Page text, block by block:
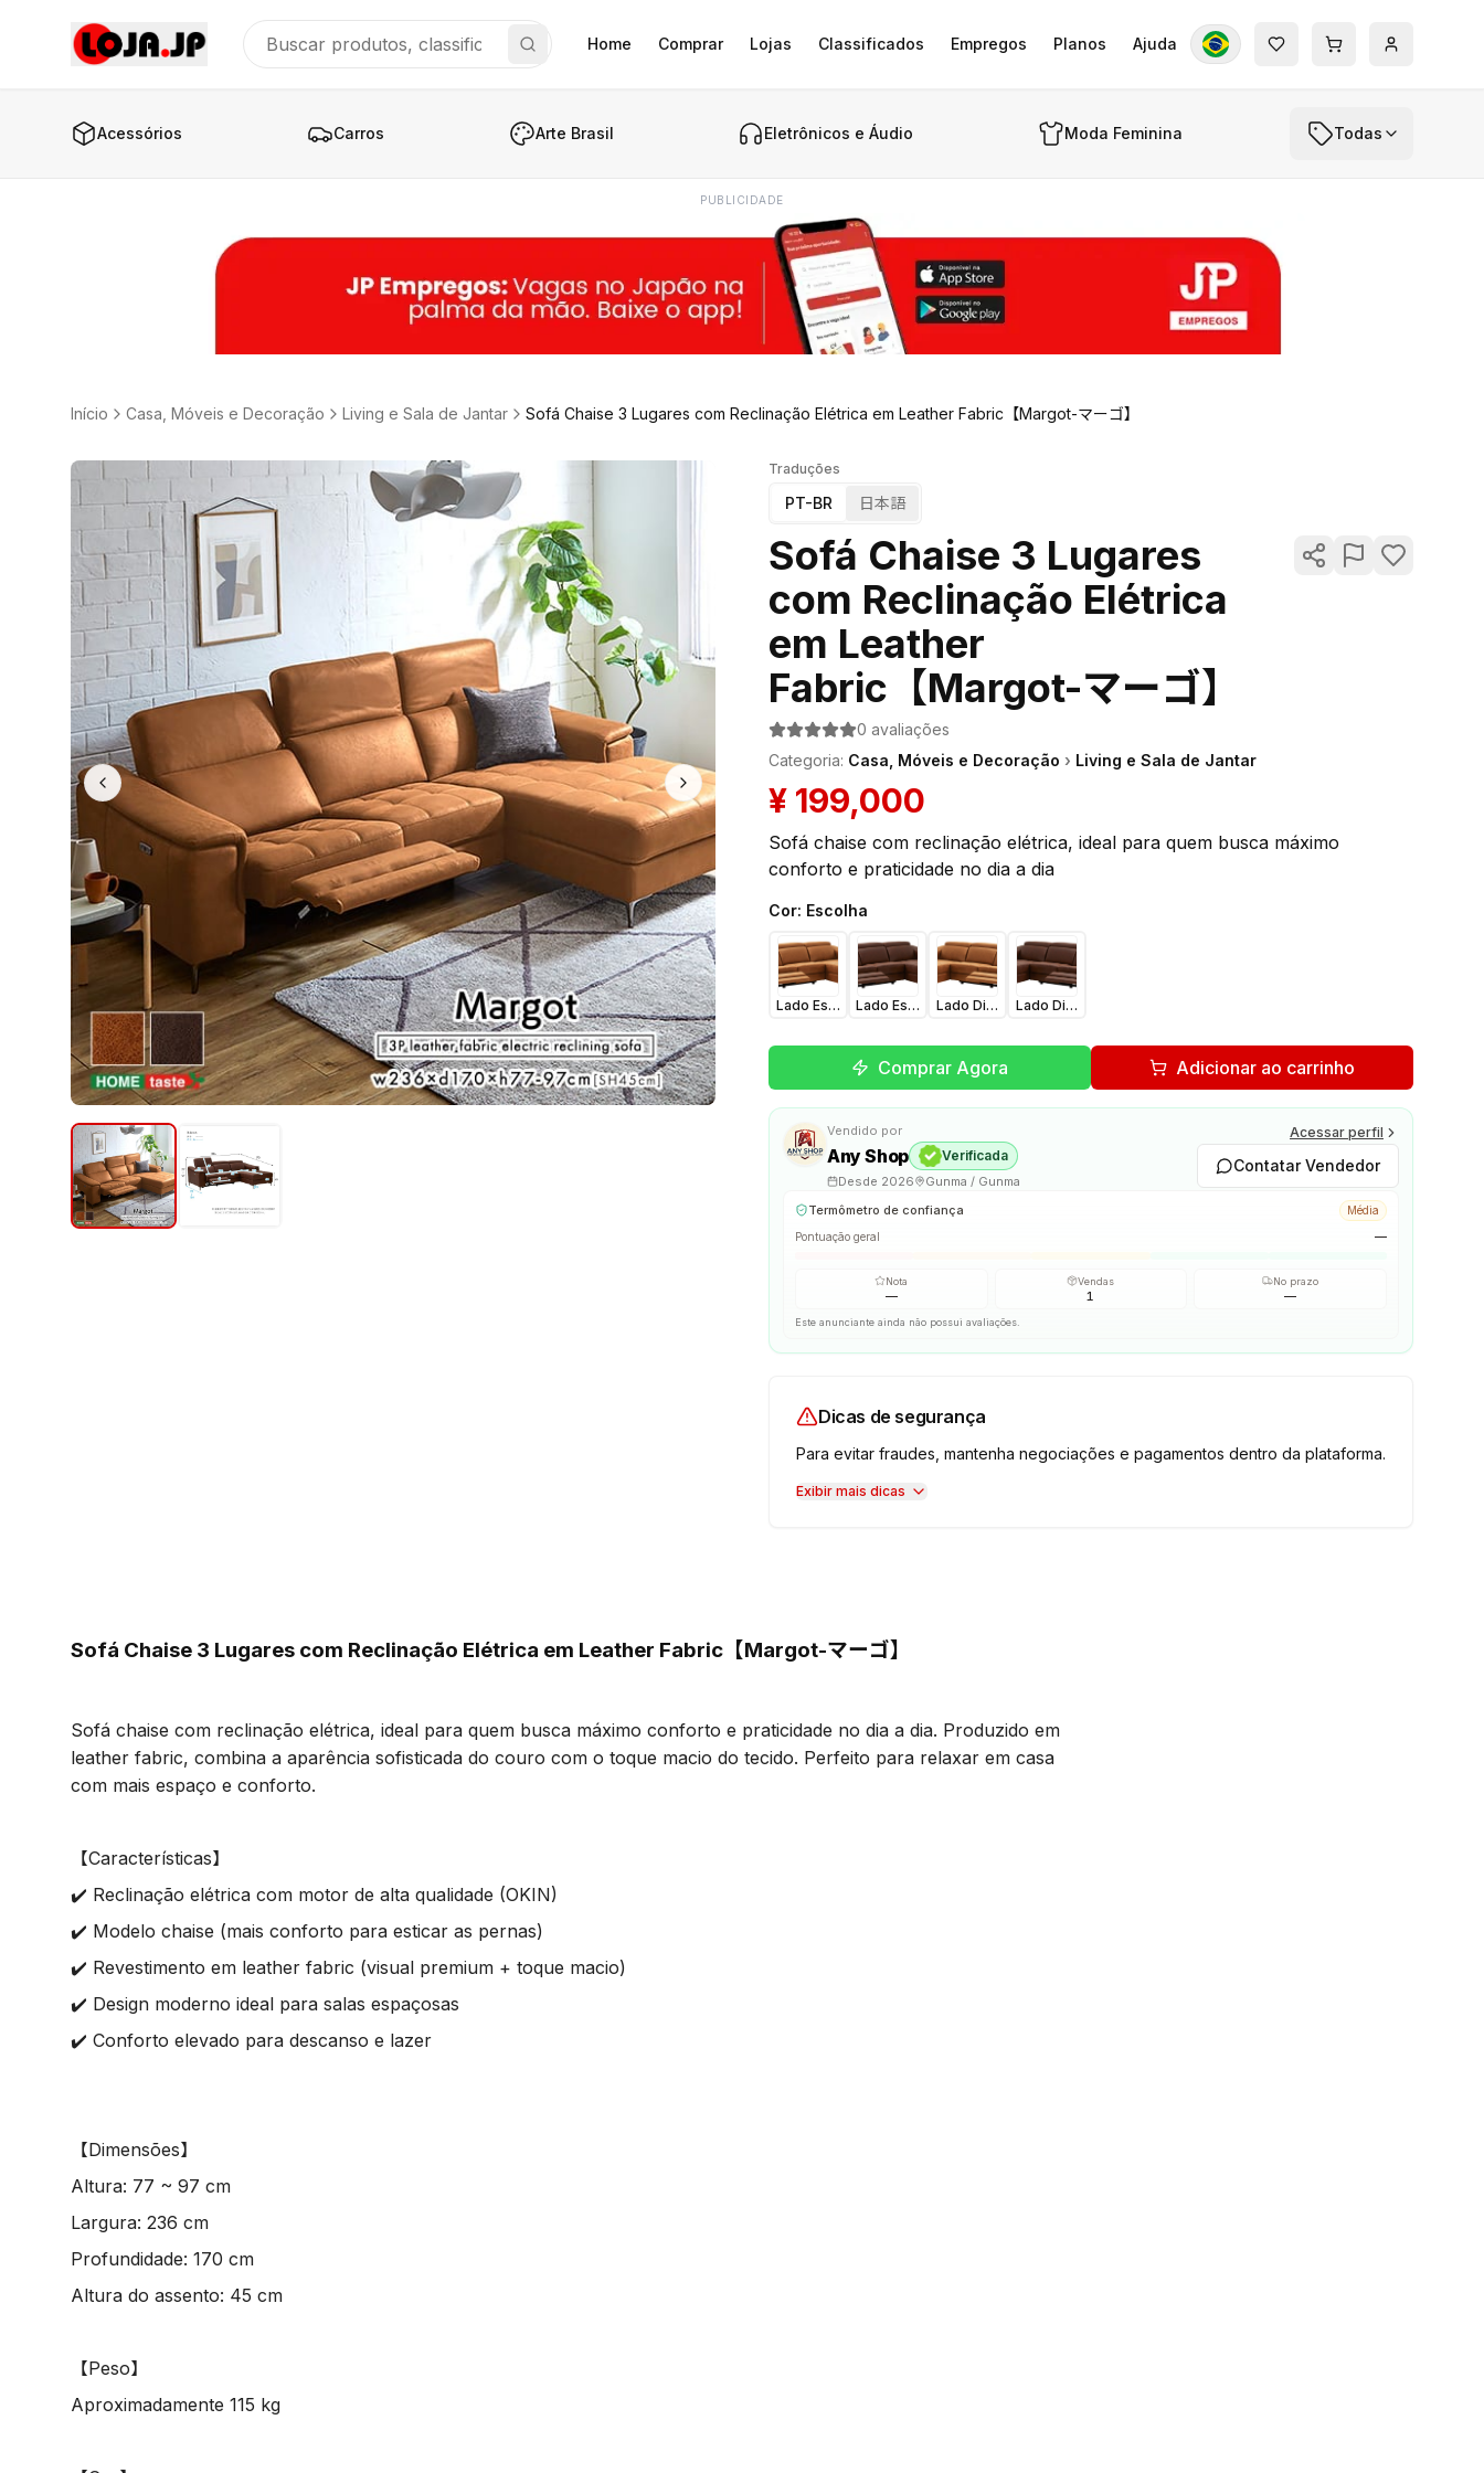
Home Comprar Lojas Classificados Empregos Planos Ajuda
Acessórios Carros Arte Brasil Eletrônicos e Áudio Moda Feminina Todas
PUBLICIDADE
Início Casa, Móveis e Decoração Living e Sala de Jantar Sofá Chaise 3 Lugares com Reclinação Elétrica em Leather Fabric【Margot-マーゴ】
Traduções
PT-BR 日本語
Sofá Chaise 3 Lugares
com Reclinação Elétrica
em Leather
Fabric【Margot-マーゴ】
0 avaliações
Categoria: Casa, Móveis e Decoração › Living e Sala de Jantar
¥ 199,000
Sofá chaise com reclinação elétrica, ideal para quem busca máximo
conforto e praticidade no dia a dia
Cor: Escolha
Lado Esquerdo CamelLado Esquerdo DarkBrown
Lado Direito CamelLado Direito DarkBrown
Comprar Agora Adicionar ao carrinho
Vendido por
Any Shop Verificada
Desde 2026 Gunma / Gunma
Acessar perfil
Contatar Vendedor
Termômetro de confiança
Média
Pontuação geral
—
Nota
—
Vendas
1
No prazo
—
Este anunciante ainda não possui avaliações.
Dicas de segurança
Para evitar fraudes, mantenha negociações e pagamentos dentro da plataforma.
Exibir mais dicas
Sofá Chaise 3 Lugares com Reclinação Elétrica em Leather Fabric【Margot-マーゴ】
Sofá chaise com reclinação elétrica, ideal para quem busca máximo conforto e praticidade no dia a dia. Produzido em
leather fabric, combina a aparência sofisticada do couro com o toque macio do tecido. Perfeito para relaxar em casa
com mais espaço e conforto.
【Características】
✔️ Reclinação elétrica com motor de alta qualidade (OKIN)
✔️ Modelo chaise (mais conforto para esticar as pernas)
✔️ Revestimento em leather fabric (visual premium + toque macio)
✔️ Design moderno ideal para salas espaçosas
✔️ Conforto elevado para descanso e lazer
【Dimensões】
Altura: 77 ~ 97 cm
Largura: 236 cm
Profundidade: 170 cm
Altura do assento: 45 cm
【Peso】
Aproximadamente 115 kg